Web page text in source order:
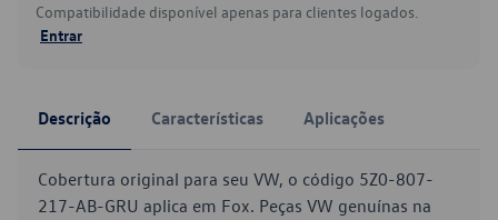
Compatibilidade disponível apenas para clientes logados.
Entrar
Descrição Características Aplicações
Cobertura original para seu VW, o código 5Z0-807-
217-AB-GRU aplica em Fox. Peças VW genuínas na